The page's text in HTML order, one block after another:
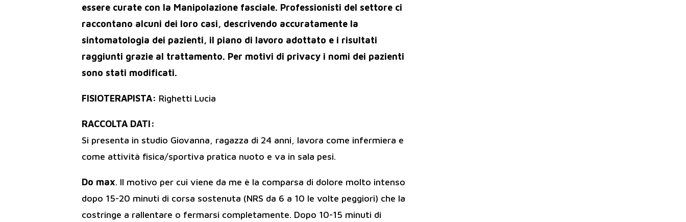
essere curate con la Manipolazione fasciale. Professionisti del settore ci
raccontano alcuni dei loro casi, descrivendo accuratamente la
sintomatologia dei pazienti, il piano di lavoro adottato e i risultati
raggiunti grazie al trattamento. Per motivi di privacy i nomi dei pazienti
sono stati modificati.
FISIOTERAPISTA: Righetti Lucia
RACCOLTA DATI:
Si presenta in studio Giovanna, ragazza di 24 anni, lavora come infermiera e
come attività fisica/sportiva pratica nuoto e va in sala pesi.
Do max. Il motivo per cui viene da me è la comparsa di dolore molto intenso
dopo 15-20 minuti di corsa sostenuta (NRS da 6 a 10 le volte peggiori) che la
costringe a rallentare o fermarsi completamente. Dopo 10-15 minuti di